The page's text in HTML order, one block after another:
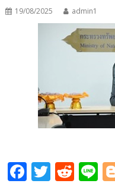
19/08/2025 admin1
F T R Li